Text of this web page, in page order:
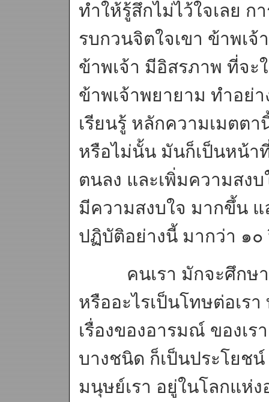
ทำให้รู้สึกไม่ไว้ใจเลย ก
รบกวนจิตใจเขา ข้าพเจ้
ข้าพเจ้า มีอิสรภาพ ที่จ
ข้าพเจ้าพยายาม ทำอย่
เรียนรู้ หลักความเมตต
หรือไม่นั้น มันก็เป็นหน้า
ตนลง และเพิ่มความสง
มีความสงบใจ มากขึ้น
ปฏิบัติอย่างนี้ มากว่า ๑
คนเรา มักจะศึกษา แ
หรืออะไรเป็นโทษต่อเร
เรื่องของอารมณ์ ของเ
บางชนิด ก็เป็นประโยชน์
มนุษย์เรา อยู่ในโลกแห่